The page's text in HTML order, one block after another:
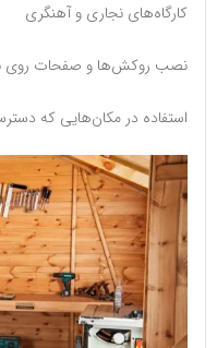
کارگاه‌های نجاری و آهنگری
نصب روکش‌ها و صفحات روی
استفاده در مکان‌هایی که